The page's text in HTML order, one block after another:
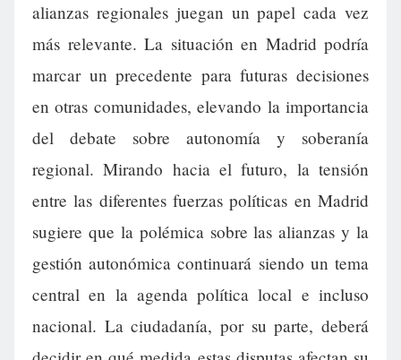
alianzas regionales juegan un papel cada vez
más relevante. La situación en Madrid podría
marcar un precedente para futuras decisiones
en otras comunidades, elevando la importancia
del debate sobre autonomía y soberanía
regional. Mirando hacia el futuro, la tensión
entre las diferentes fuerzas políticas en Madrid
sugiere que la polémica sobre las alianzas y la
gestión autonómica continuará siendo un tema
central en la agenda política local e incluso
nacional. La ciudadanía, por su parte, deberá